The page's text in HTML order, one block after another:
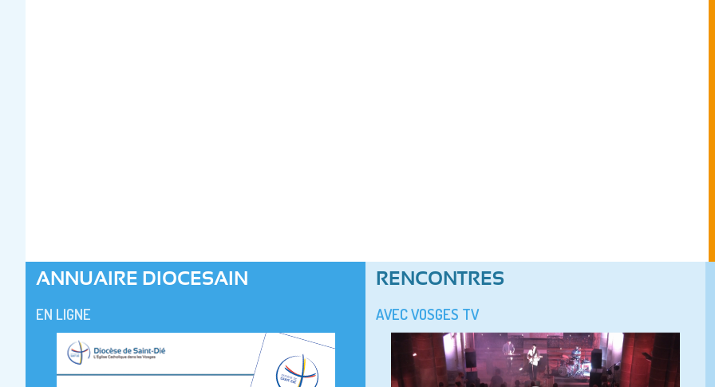
ANNUAIRE DIOCESAIN
EN LIGNE
RENCONTRES
AVEC VOSGES TV